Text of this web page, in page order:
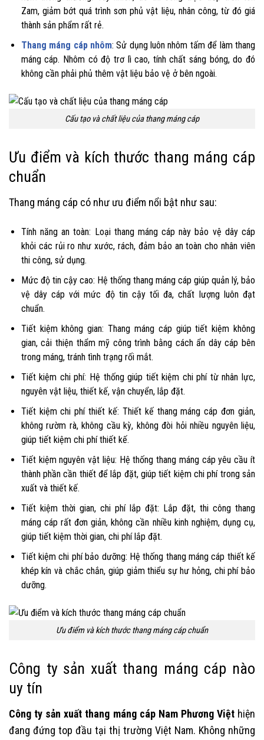
Zam, giảm bớt quá trình sơn phủ vật liệu, nhân công, từ đó giá
thành sản phẩm rất rẻ.
Thang máng cáp nhôm: Sử dụng luôn nhôm tấm để làm thang
máng cáp. Nhôm có độ trơ lì cao, tính chất sáng bóng, do đó
không cần phải phủ thêm vật liệu bảo vệ ở bên ngoài.
Cấu tạo và chất liệu của thang máng cáp
Ưu điểm và kích thước thang máng cáp
chuẩn
Thang máng cáp có như ưu điểm nổi bật như sau:
Tính năng an toàn: Loại thang máng cáp này bảo vệ dây cáp
khỏi các rủi ro như xước, rách, đảm bảo an toàn cho nhân viên
thi công, sử dụng.
Mức độ tin cậy cao: Hệ thống thang máng cáp giúp quản lý, bảo
vệ dây cáp với mức độ tin cậy tối đa, chất lượng luôn đạt
chuẩn.
Tiết kiệm không gian: Thang máng cáp giúp tiết kiệm không
gian, cải thiện thẩm mỹ công trình bằng cách ẩn dây cáp bên
trong máng, tránh tình trạng rối mắt.
Tiết kiệm chi phí: Hệ thống giúp tiết kiệm chi phí từ nhân lực,
nguyên vật liệu, thiết kế, vận chuyển, lắp đặt.
Tiết kiệm chi phí thiết kế: Thiết kế thang máng cáp đơn giản,
không rườm rà, không cầu kỳ, không đòi hỏi nhiều nguyên liệu,
giúp tiết kiệm chi phí thiết kế.
Tiết kiệm nguyên vật liệu: Hệ thống thang máng cáp yêu cầu ít
thành phần cần thiết để lắp đặt, giúp tiết kiệm chi phí trong sản
xuất và thiết kế.
Tiết kiệm thời gian, chi phí lắp đặt: Lắp đặt, thi công thang
máng cáp rất đơn giản, không cần nhiều kinh nghiệm, dụng cụ,
giúp tiết kiệm thời gian, chi phí lắp đặt.
Tiết kiệm chi phí bảo dưỡng: Hệ thống thang máng cáp thiết kế
khép kín và chắc chắn, giúp giảm thiểu sự hư hỏng, chi phí bảo
dưỡng.
Ưu điểm và kích thước thang máng cáp chuẩn
Công ty sản xuất thang máng cáp nào
uy tín
Công ty sản xuất thang máng cáp Nam Phương Việthiện
đang đứng top đầu tại thị trường Việt Nam. Không những